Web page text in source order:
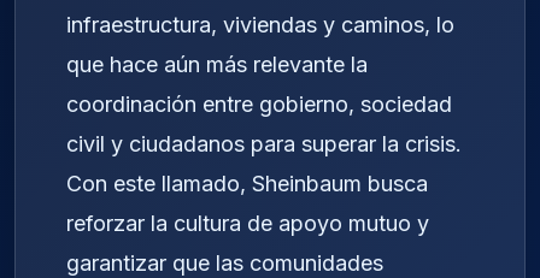
infraestructura, viviendas y caminos, lo
que hace aún más relevante la
coordinación entre gobierno, sociedad
civil y ciudadanos para superar la crisis.
Con este llamado, Sheinbaum busca
reforzar la cultura de apoyo mutuo y
garantizar que las comunidades